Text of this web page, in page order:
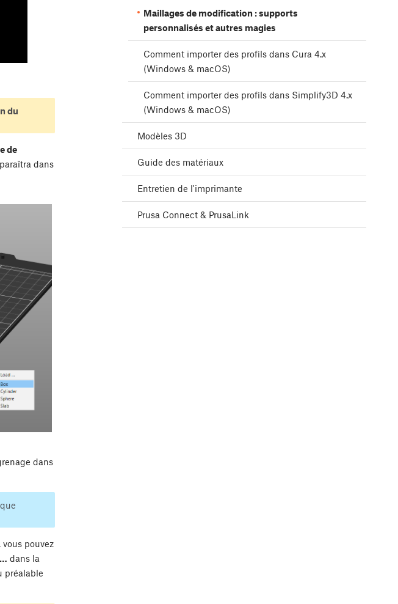
du
de
dans
dans
pouvez
dans la
préalable
Maillages de modification : supports
personnalisés et autres magies
Comment importer des profils dans Cura 4.x
(Windows & macOS)
Comment importer des profils dans Simplify3D 4.x
(Windows & macOS)
Modèles 3D
Guide des matériaux
Entretien de l'imprimante
Prusa Connect & PrusaLink